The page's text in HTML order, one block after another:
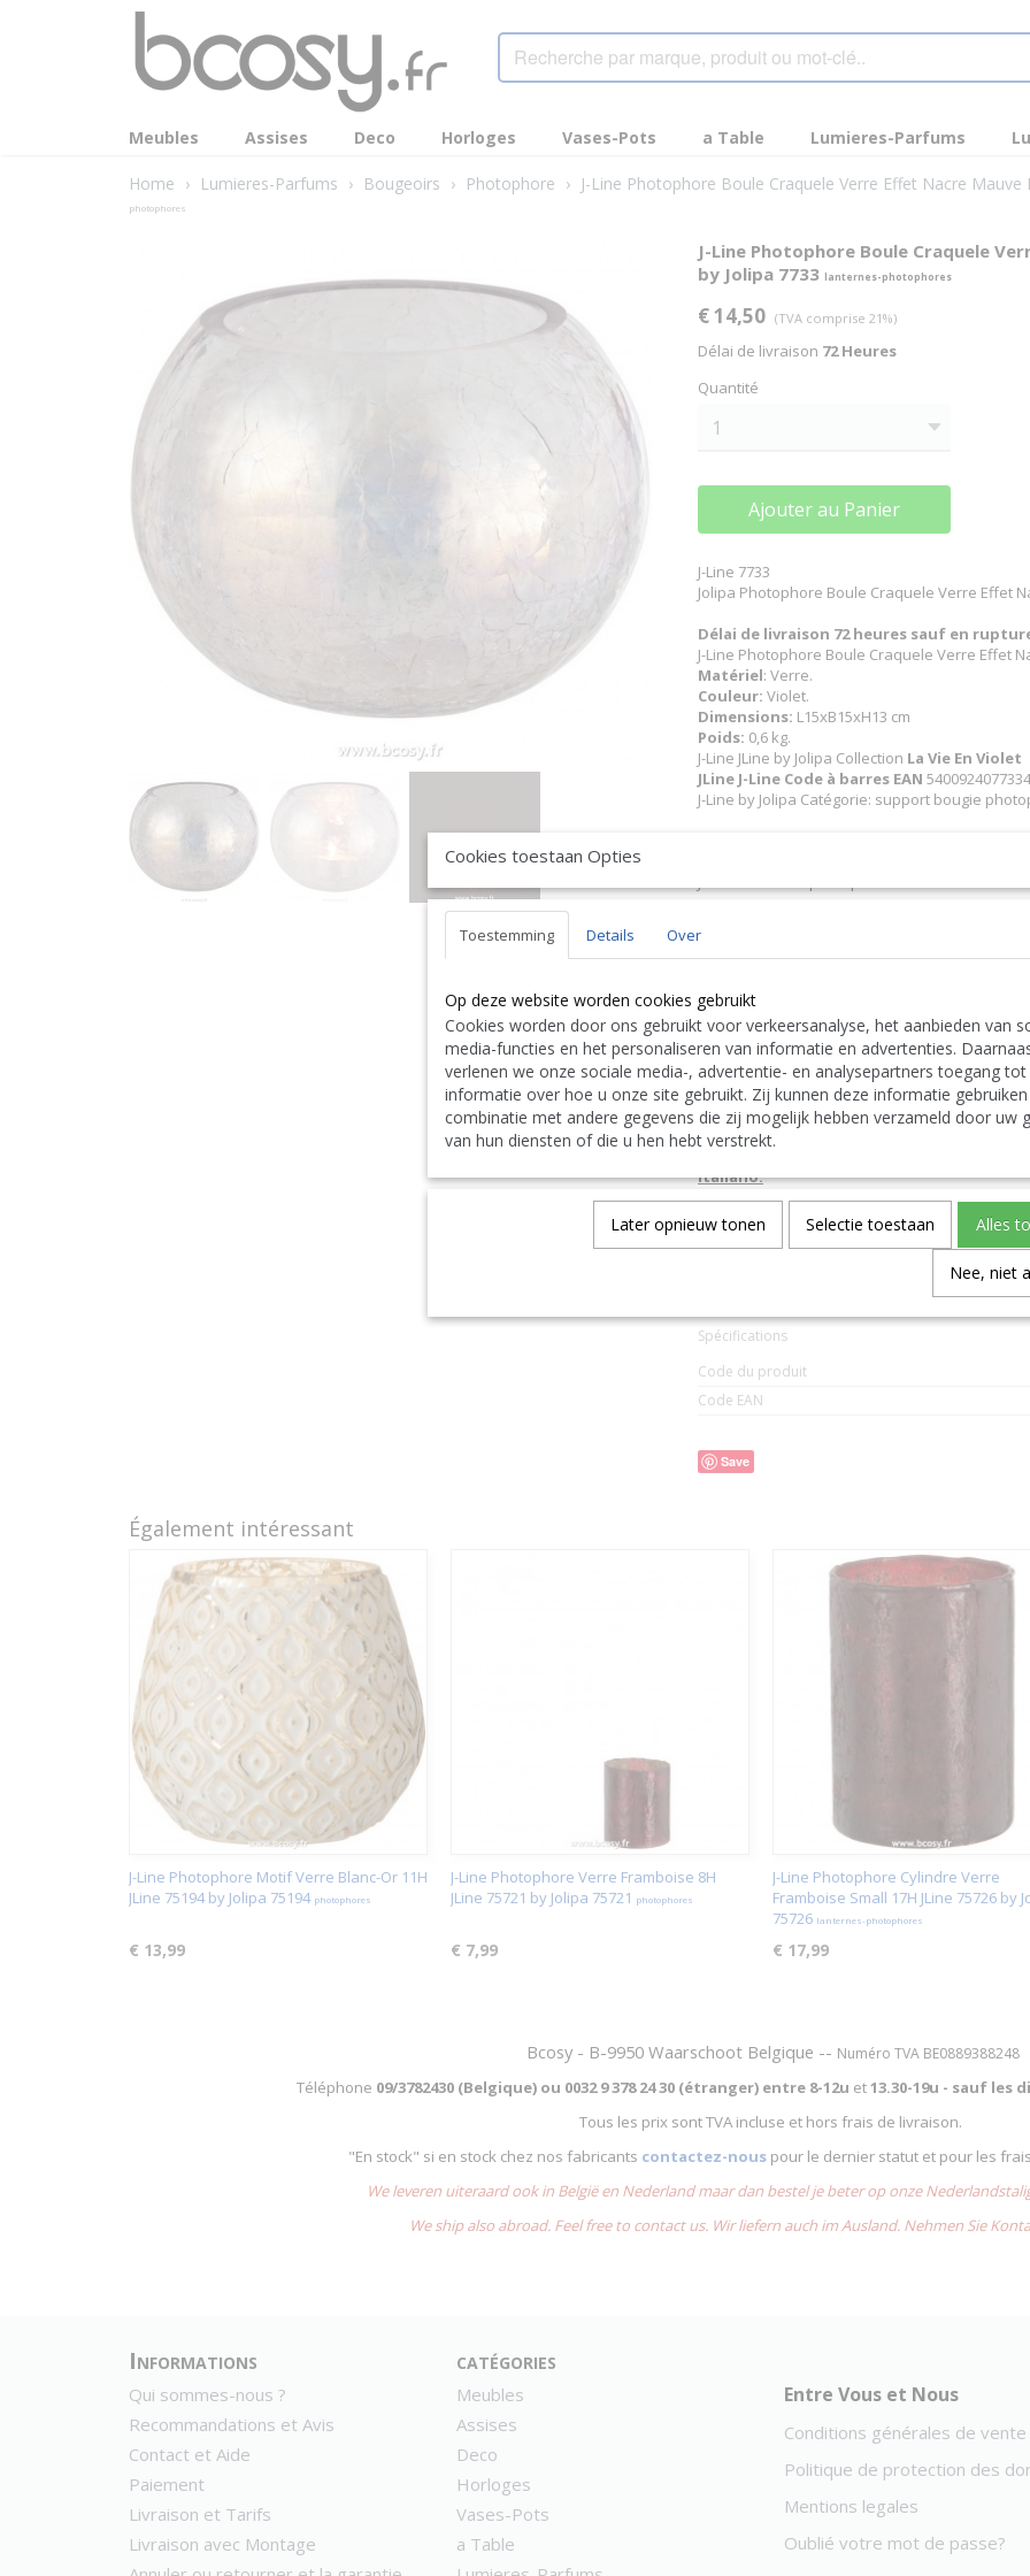
Meubles Assises Deco Horloges Vases-Pots a Table Lumieres-Parfums
Home › Lumieres-Parfums › Bougeoirs › Photophore › J-Line Photophore Boule Craquele Verre Effet Nacre
photophores
J-Line Photophore Boule Craquele
by Jolipa 7733 lanternes-photophores
€ 14,50 (TVA comprise 21%)
Délai de livraison 72 Heures
Quantité
Ajouter au Panier
J-Line 7733
Jolipa Photophore Boule Craquele Verre Effet
Délai de livraison 72 heures sauf en
J-Line Photophore Boule Craquele Verre Effet
Matériel: Verre.
Couleur: Violet.
Dimensions: L15xB15xH13 cm
Poids: 0,6 kg.
J-Line JLine by Jolipa Collection La Vie En Violet
JLine J-Line Code à barres EAN
J-Line by Jolipa Catégorie: support bougie
J-Line by Jolipa Photophore Boule Craquele
Nous livrons aussi à l'étranger. N'hésitez
|| Wir liefern auch im
Contact Bcosy 1 CLICK HERE !
English:
J-Line by Jolipa Category: candleholders candle
J Line Hurricane Light Ball Craquelure Glass
J-Line lanterns hurricanes
Deutsch:
J-Line by Jolipa Kategorie: kerzenhalter windlicht
J Line Windlicht Kugel Rissig Glas Perle-Effekt
Italiano:
J-Line by Jolipa Categoria: portacandela portat-
J Line Portacandele Palla Screpolato Vetro
J Line Fotosforo Bola Agrietado Cristal
Spécifications
Code du produit
Code EAN
Save
Également intéressant
J-Line Photophore Motif Verre Blanc-Or 11H
JLine 75194 by Jolipa 75194 photophores
€ 13,99
J-Line Photophore Verre Framboise 8H
JLine 75721 by Jolipa 75721 photophores
€ 7,99
J-Line Photophore Cylindre Verre
Framboise Small 17H JLine 75726 by
75726 lanternes-photophores
€ 17,99
Bcosy - B-9950 Waarschoot Belgique -- Numéro TVA BE0889388248
Téléphone 09/3782430 (Belgique) ou 0032 9 378 24 30 (étranger) entre 8-12u et13.30-19u - sauf les
Tous les prix sont TVA incluse et hors frais de livraison.
"En stock" si en stock chez nos fabricants contactez-nouspour le dernier statut et pour les
We leveren uiteraard ook in België en Nederland maar dan bestel je beter op onze
We ship also abroad. Feel free to contact us. Wir liefern auch im Ausland. Nehmen Sie
Informations
Qui sommes-nous ?
Recommandations et Avis
Contact et Aide
Paiement
Livraison et Tarifs
Livraison avec Montage
catégories
Meubles
Assises
Deco
Horloges
Vases-Pots
a Table
Entre Vous et Nous
Conditions générales de vente
Politique de protection des
Mentions legales
Oublié votre mot de passe?
Cookies toestaan Opties
Toestemming Details Over
Op deze website worden cookies gebruikt
Cookies worden door ons gebruikt voor verkeersanalyse, het aanbieden van
media-functies en het personaliseren van informatie en advertenties.
verlenen we onze sociale media-, advertentie- en analysepartners toegang tot
informatie over hoe u onze site gebruikt. Zij kunnen deze informatie gebruiken
combinatie met andere gegevens die zij mogelijk hebben verzameld door uw
van hun diensten of die u hen hebt verstrekt.
Later opnieuw tonen Selectie toestaan Alles
Nee, niet